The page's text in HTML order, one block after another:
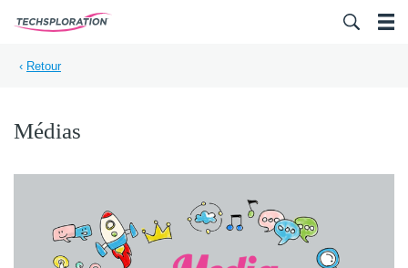
‹ Retour
Médias